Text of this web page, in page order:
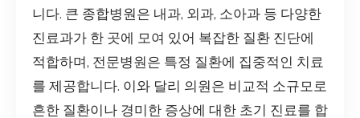
니다. 큰 종합병원은 내과, 외과, 소아과 등 다양한
진료과가 한 곳에 모여 있어 복잡한 질환 진단에
적합하며, 전문병원은 특정 질환에 집중적인 치료
를 제공합니다. 이와 달리 의원은 비교적 소규모로
흔한 질환이나 경미한 증상에 대한 초기 진료를 합